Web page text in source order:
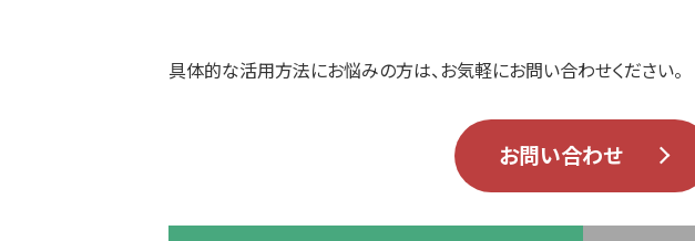
具体的な活用方法にお悩みの方は、お気軽にお問い合わせください。
お問い合わせ